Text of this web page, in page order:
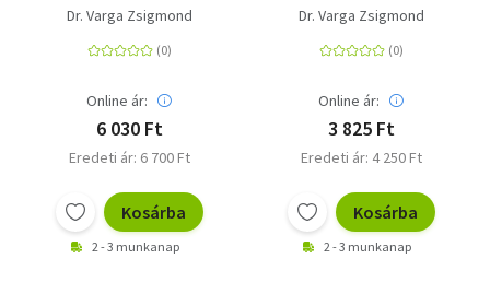
kötet
Dr. Varga Zsigmond
Online ár:
6 030 Ft
Eredeti ár: 6 700 Ft
Kosárba
2 - 3 munkanap
Dr. Varga Zsigmond
Online ár:
3 825 Ft
Eredeti ár: 4 250 Ft
Kosárba
2 - 3 munkanap